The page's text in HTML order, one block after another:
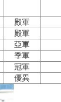
殿軍
殿軍
亞軍
季軍
冠軍
優異